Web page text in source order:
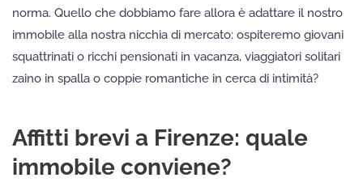
norma. Quello che dobbiamo fare allora è adattare il nostro
immobile alla nostra nicchia di mercato: ospiteremo giovani
squattrinati o ricchi pensionati in vacanza, viaggiatori solitari
zaino in spalla o coppie romantiche in cerca di intimità?
Affitti brevi a Firenze: quale
immobile conviene?